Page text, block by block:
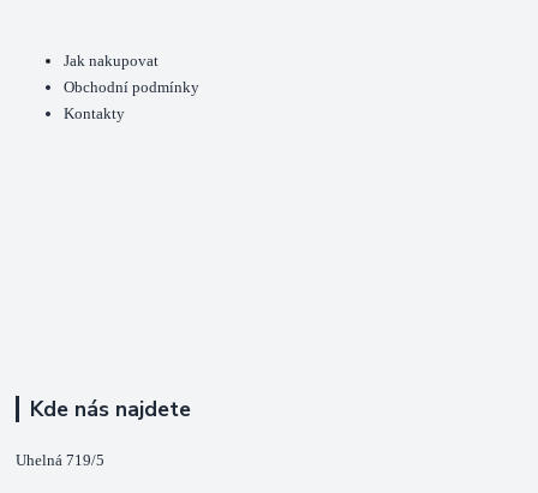
Jak nakupovat
Obchodní podmínky
Kontakty
Kde nás najdete
Uhelná 719/5